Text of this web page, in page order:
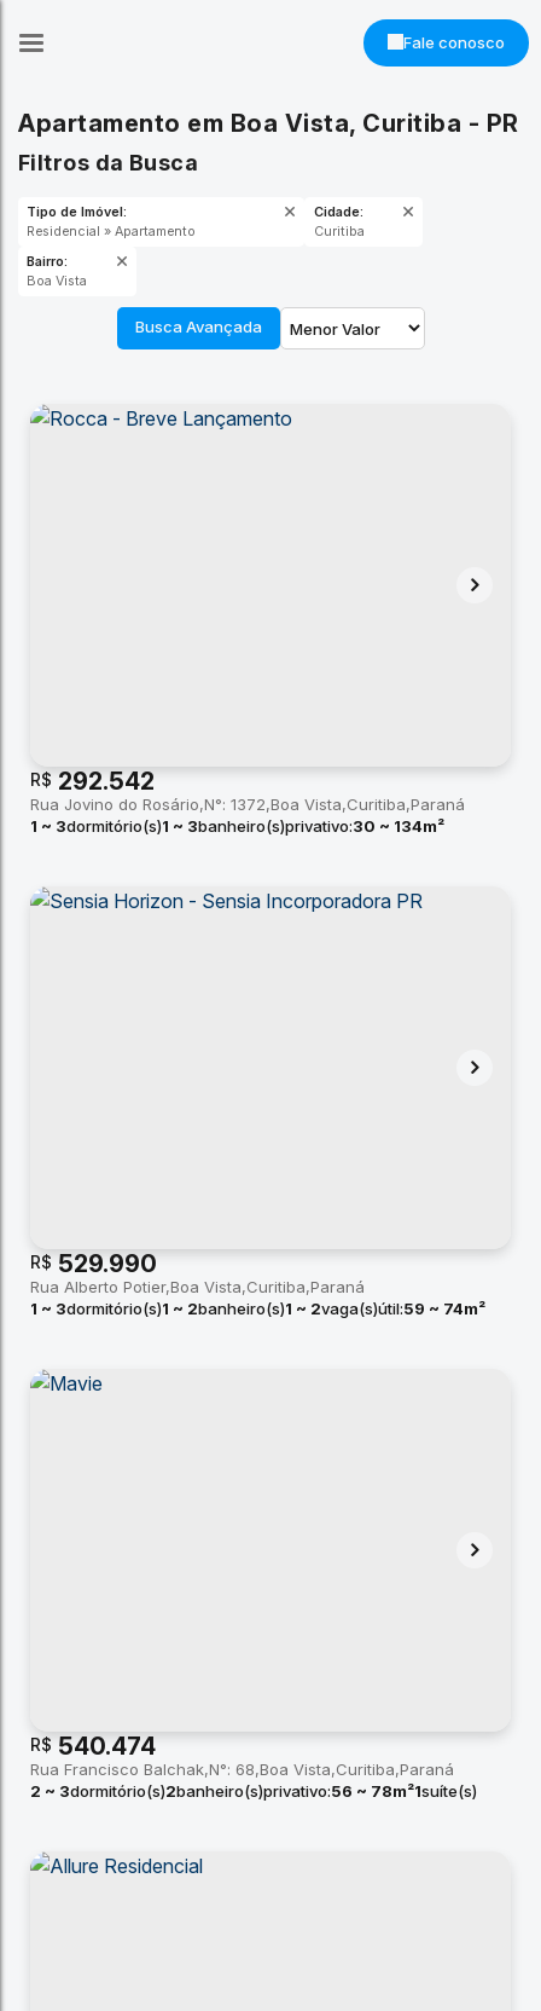
Fale conosco
Apartamento em Boa Vista, Curitiba - PR
Tipo de Imóvel:
Residencial » Apartamento
Cidade:
Bairro:
Busca Avançada
R$ 292.542
Rua Jovino do Rosário N°: 1372 Boa Vista Curitiba Paraná
1 ~ 3dormitório(s)1 ~ 3banheiro(s)privativo:30 ~ 134m²
R$ 529.990
Rua Alberto Potier Boa Vista Curitiba Paraná
1 ~ 3dormitório(s)1 ~ 2banheiro(s)1 ~ 2vaga(s)útil:59 ~ 74m²
R$ 540.474
Rua Francisco Balchak N°: 68 Boa Vista Curitiba Paraná
2 ~ 3dormitório(s)2banheiro(s)privativo:56 ~ 78m²1suíte(s)